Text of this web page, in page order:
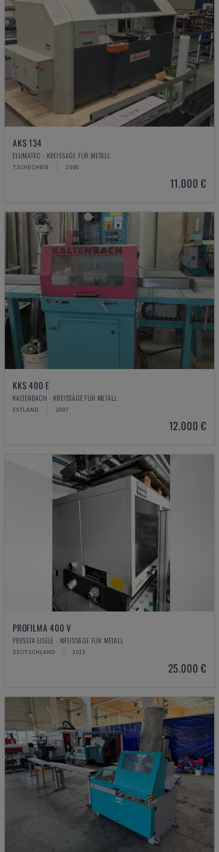
AKS 134
ELUMATEC - KREISSÄGE FÜR METALL
TSCHECHIEN 2005
11.000 €
KKS 400 E
KALTENBACH - KREISSÄGE FÜR METALL
ESTLAND 2007
12.000 €
PROFILMA 400 V
PRESSTA EISELE - KREISSÄGE FÜR METALL
DEUTSCHLAND 2013
25.000 €